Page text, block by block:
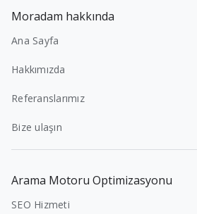
Moradam hakkında
Ana Sayfa
Hakkımızda
Referanslarımız
Bize ulaşın
Arama Motoru Optimizasyonu
SEO Hizmeti